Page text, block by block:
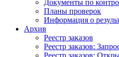
Документы по
Планы проверок
Информация о
Архив
Реестр заказов
Реестр заказов:
Реестр заказов: